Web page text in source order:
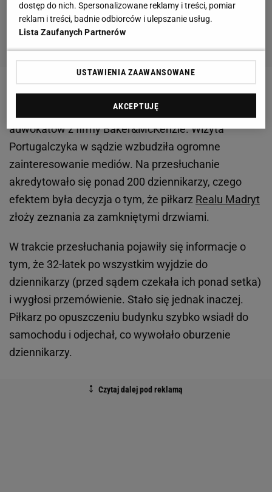
Ronaldo pojawił się w sądzie w towarzystwie
swojego agenta Jorge Mendesa, a także
adwokatów z firmy Baker&McKenzie. Wizyta
Portugalczyka w sądzie wzbudziła ogromne
zainteresowanie mediów. Na przesłuchanie
akredytowało się ponad 200 dziennikarzy, czego
efektem była decyzja o tym, że piłkarz Realu Madryt
złoży zeznania za zamkniętymi drzwiami.
W trakcie przesłuchania pojawiły się informacje o
tym, że 32-latek po wszystkim wyjdzie do
dziennikarzy (przed sądem czekała ich ponad setka)
i wygłosi przemówienie. Stało się jednak inaczej.
Piłkarz po opuszczeniu budynku szybko wsiadł do
samochodu i odjechał, co wywołało oburzenie
dziennikarzy.
dostęp do nich. Spersonalizowane reklamy i treści, pomiar
reklam i treści, badnie odbiorców i ulepszanie usług.
Lista Zaufanych Partnerów
USTAWIENIA ZAAWANSOWANE
AKCEPTUJĘ